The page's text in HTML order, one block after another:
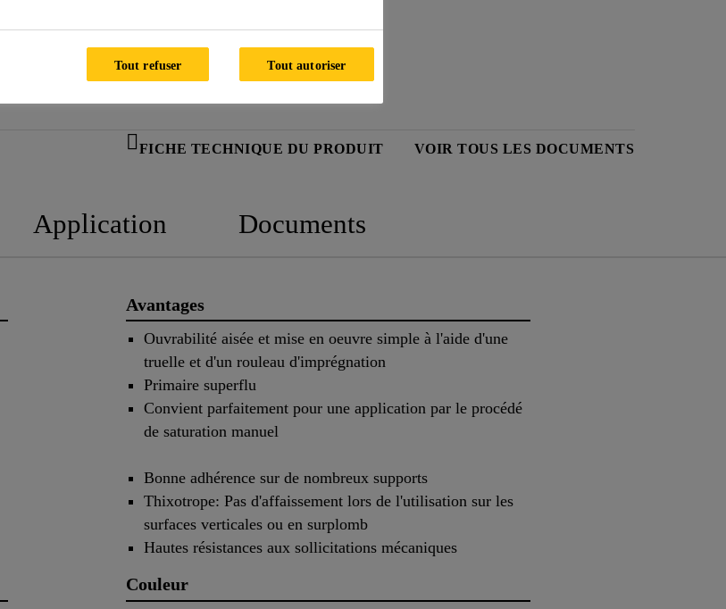
FICHE TECHNIQUE DU PRODUIT VOIR TOUS LES DOCUMENTS
Application Documents
Avantages
Ouvrabilité aisée et mise en oeuvre simple à l'aide d'une
truelle et d'un rouleau d'imprégnation
Primaire superflu
Convient parfaitement pour une application par le procédé
de saturation manuel
Bonne adhérence sur de nombreux supports
Thixotrope: Pas d'affaissement lors de l'utilisation sur les
surfaces verticales ou en surplomb
Hautes résistances aux sollicitations mécaniques
Couleur
Tout refuser Tout autoriser